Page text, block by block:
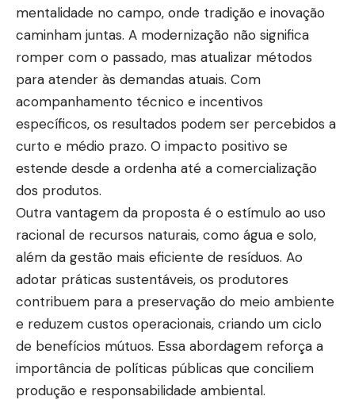
mentalidade no campo, onde tradição e inovação
caminham juntas. A modernização não significa
romper com o passado, mas atualizar métodos
para atender às demandas atuais. Com
acompanhamento técnico e incentivos
específicos, os resultados podem ser percebidos a
curto e médio prazo. O impacto positivo se
estende desde a ordenha até a comercialização
dos produtos.
Outra vantagem da proposta é o estímulo ao uso
racional de recursos naturais, como água e solo,
além da gestão mais eficiente de resíduos. Ao
adotar práticas sustentáveis, os produtores
contribuem para a preservação do meio ambiente
e reduzem custos operacionais, criando um ciclo
de benefícios mútuos. Essa abordagem reforça a
importância de políticas públicas que conciliem
produção e responsabilidade ambiental.